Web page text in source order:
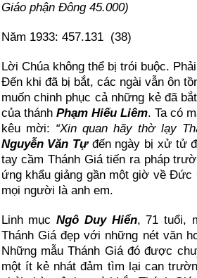
Giáo phận Đông 45.000)
Năm 1933: 457.131 (38)
Lời Chúa không thể bị trói buộc.
Đến khi đã bị bắt, các ngài vẫn ôn
muốn chinh phục cả những kẻ đã
của thánh Phạm Hiếu Liêm. Ta có
kêu mời: “Xin quan hãy thờ lạy
Nguyễn Văn Tựđến ngày bị xử tử
tay cầm Thánh Giá tiến ra pháp
ứng khẩu giảng gần một giờ về
mọi người là anh em.
Linh mục Ngô Duy Hiển, 71 tuổi,
Thánh Giá đẹp với những nét văn
Những mẫu Thánh Giá đó được
một ít kẻ nhát đảm tìm lại can